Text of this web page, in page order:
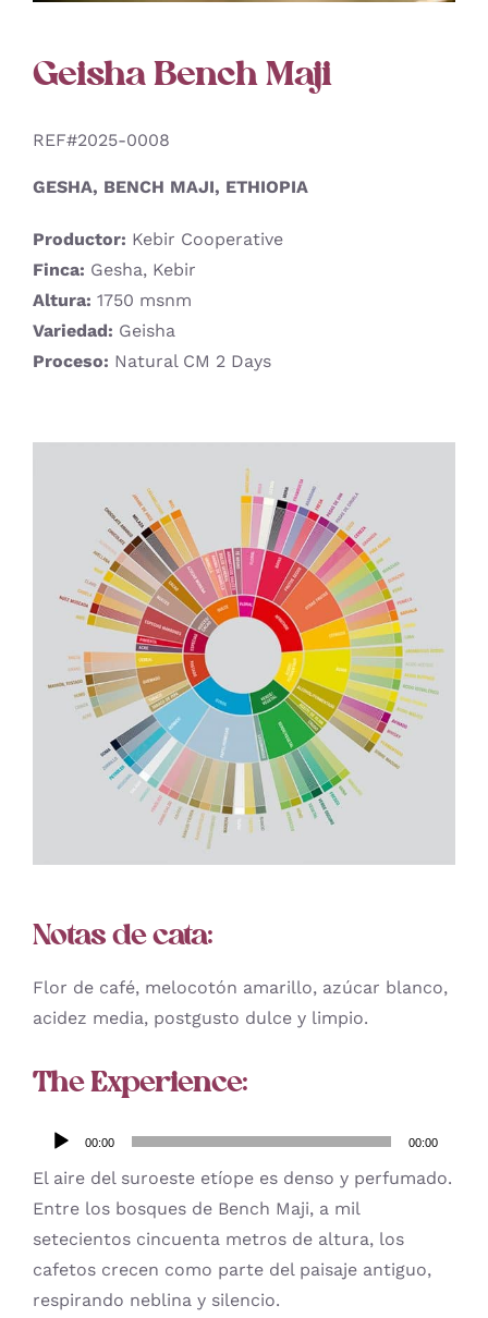
Geisha Bench Maji
REF#2025-0008
GESHA, BENCH MAJI, ETHIOPIA
Productor: Kebir Cooperative
Finca: Gesha, Kebir
Altura: 1750 msnm
Variedad: Geisha
Proceso: Natural CM 2 Days
Notas de cata:
Flor de café, melocotón amarillo, azúcar blanco,
acidez media, postgusto dulce y limpio.
The Experience:
Reproductor
00:00 00:00
El aire del suroeste etíope es denso y perfumado.
Entre los bosques de Bench Maji, a mil
setecientos cincuenta metros de altura, los
cafetos crecen como parte del paisaje antiguo,
respirando neblina y silencio.